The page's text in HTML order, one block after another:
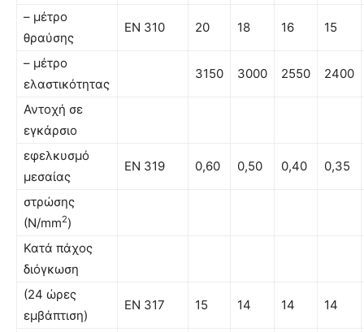
– µέτρο
θραύσης
EN 310 20 18 16 15
– µέτρο
ελαστικότητας
3150 3000 2550 2400
Αντοχή σε
εγκάρσιο
εφελκυσµό
µεσαίας
EN 319 0,60 0,50 0,40 0,35
στρώσης
(Ν/mm2)
Κατά πάχος
διόγκωση
(24 ώρες
εµβάπτιση)
EN 317 15 14 14 14